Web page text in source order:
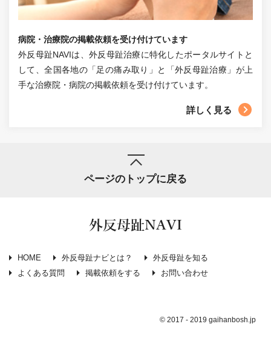
病院・治療院の掲載依頼を受け付けています
外反母趾NAVIは、外反母趾治療に特化したポータルサイトと
して、全国各地の「足の痛み取り」と「外反母趾治療」が上
手な治療院・病院の掲載依頼を受け付けています。
詳しく見る
ページのトップに戻る
外反母趾NAVI
HOME 外反母趾ナビとは？
外反母趾を知る
よくある質問
掲載依頼をする お問い合わせ
© 2017 - 2019 gaihanbosh.jp